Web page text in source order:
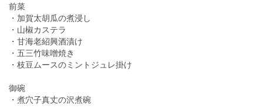
前菜
・加賀太胡瓜の煮浸し
・山椒カステラ
・甘海老紹興酒漬け
・五三竹味噌焼き
・枝豆ムースのミントジュレ掛け
御碗
・煮穴子真丈の沢煮碗